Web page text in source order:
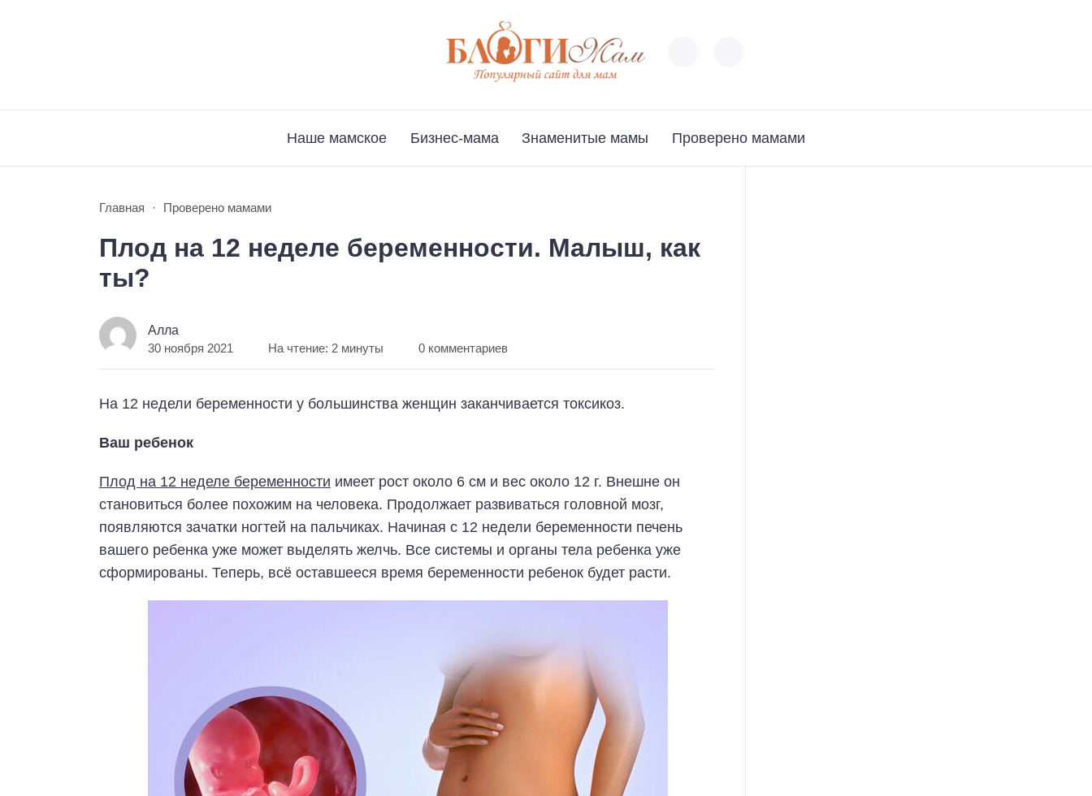
Наше мамское Бизнес-мама Знаменитые мамы Проверено мамами
Главная Проверено мамами
Плод на 12 неделе беременности. Малыш, как
ты?
Алла
30 ноября 2021 На чтение: 2 минуты 0 комментариев
На 12 недели беременности у большинства женщин заканчивается токсикоз.
Ваш ребенок
Плод на 12 неделе беременности имеет рост около 6 см и вес около 12 г. Внешне он
становиться более похожим на человека. Продолжает развиваться головной мозг,
появляются зачатки ногтей на пальчиках. Начиная с 12 недели беременности печень
вашего ребенка уже может выделять желчь. Все системы и органы тела ребенка уже
сформированы. Теперь, всё оставшееся время беременности ребенок будет расти.